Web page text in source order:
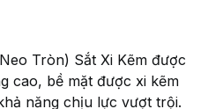
Tròn) Sắt Xi Kẽm được
cao, bề mặt được xi kẽm
năng chịu lực vượt trội.